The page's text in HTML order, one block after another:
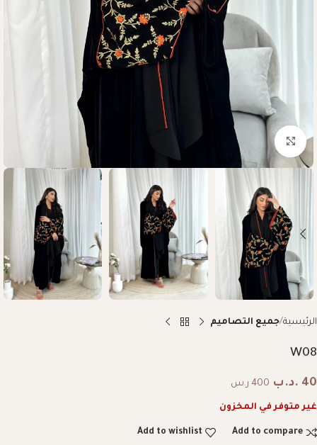
Click to enlarge
الرئيسية جميع التصاميم
W08
40 .د.ب 400 ر.س
غير متوفر في المخزون
Add to compare
Add to wishlist